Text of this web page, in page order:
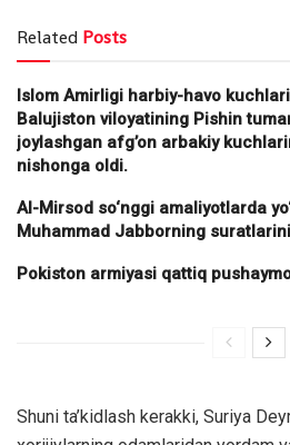
Related Posts
Islom Amirligi harbiy-havo
Balujiston viloyatining Pishin
joylashgan afg’on arbakiy
nishonga oldi.
Al-Mirsod so‘nggi amaliyotlarda
Muhammad Jabborning
Pokiston armiyasi qattiq
Shuni ta’kidlash kerakki, Suriya